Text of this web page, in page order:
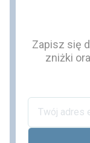
Zapisz się
zniżki